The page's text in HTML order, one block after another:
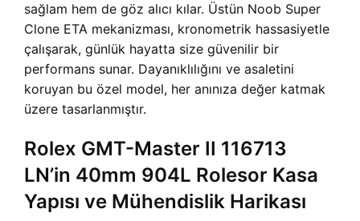
sağlam hem de göz alıcı kılar. Üstün Noob Super
Clone ETA mekanizması, kronometrik hassasiyetle
çalışarak, günlük hayatta size güvenilir bir
performans sunar. Dayanıklılığını ve asaletini
koruyan bu özel model, her anınıza değer katmak
üzere tasarlanmıştır.
Rolex GMT-Master II 116713
LN’in 40mm 904L Rolesor Kasa
Yapısı ve Mühendislik Harikası